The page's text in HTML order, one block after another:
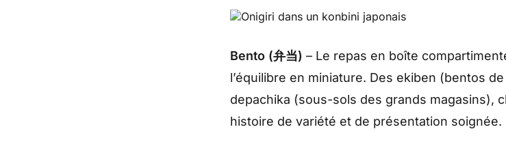
Bento (弁当) – Le repas en boîte
l’équilibre en miniature. Des ekiben (bentos
depachika (sous-sols des grands magasins),
histoire de variété et de présentation soignée.